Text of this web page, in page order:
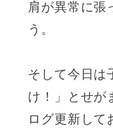
肩が異常に張
う。
そして今日は
け！」とせが
ログ更新して